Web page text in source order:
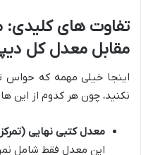
تفاوت های کلیدی:
مقابل معدل کل
اینجا خیلی مهمه که حواس
نکنید، چون هر کدوم از این
معدل کتبی نهایی
این معدل فقط شامل